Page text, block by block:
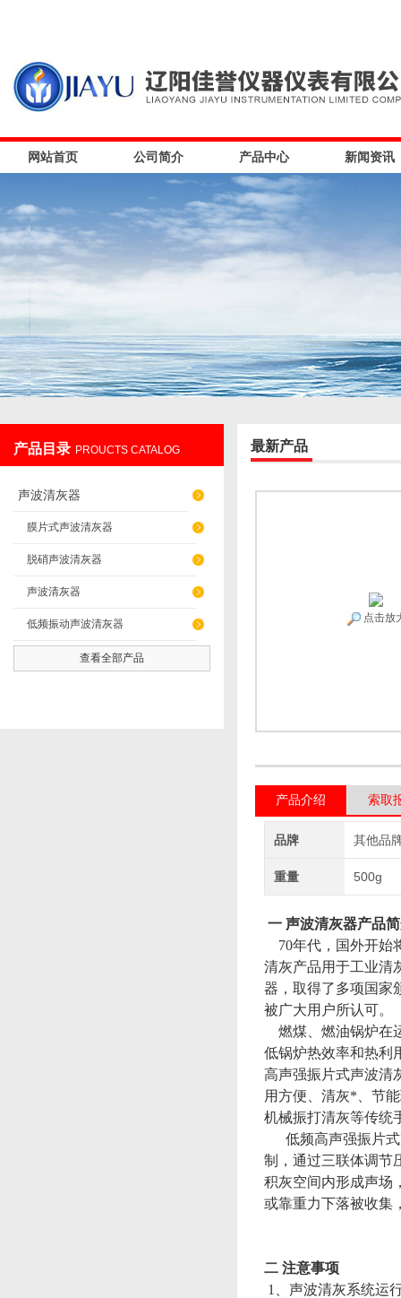
网站首页 公司简介 产品中心 新闻资讯
产品目录 PROUCTS CATALOG
声波清灰器
膜片式声波清灰器
脱硝声波清灰器
声波清灰器
低频振动声波清灰器
查看全部产品
最新产品
点击放
产品介绍 索取
品牌 其他品
重量 500g
一 声波清灰器产品
70年代，国外开始
清灰产品用于工业清
器，取得了多项国家
被广大用户所认可。
燃煤、燃油锅炉在
低锅炉热效率和热利
高声强振片式声波清
用方便、清灰*、节
机械振打清灰等传统
低频高声强振片
制，通过三联体调节
积灰空间内形成声场
或靠重力下落被收集
二 注意事项
1、声波清灰系统运